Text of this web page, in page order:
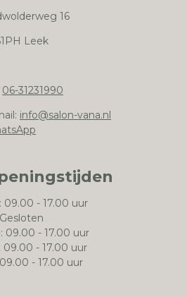
16
Leek
06-31231990
info@salon-vana.nl
09.00 - 17.00 uur
09.00 - 17.00 uur
09.00 - 17.00 uur
- 17.00 uur